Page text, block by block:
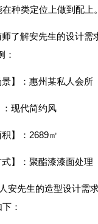
种类定位上做到配上。
了解安先生的设计需
：
景】：惠州某私人会所
：现代简约风
】：2689㎡
式】：聚酯漆漆面处理
安先生的造型设计需
：